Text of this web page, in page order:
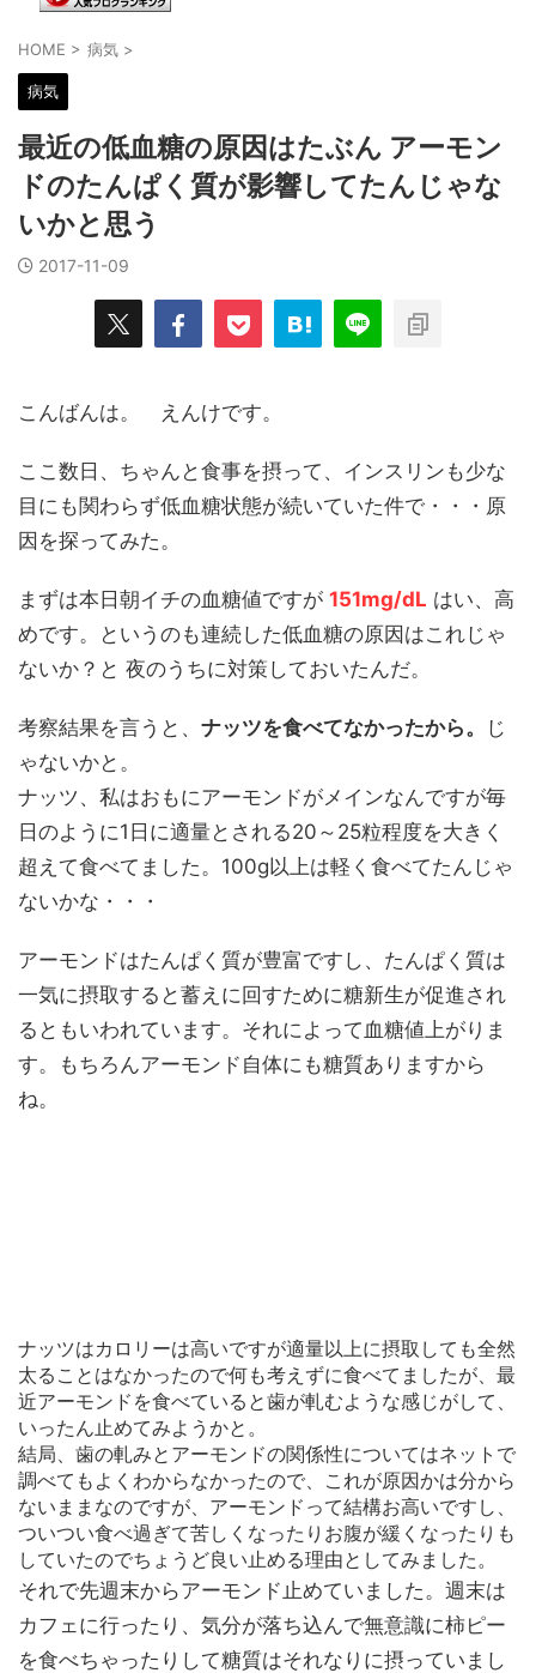
HOME > 病気 >
病気
最近の低血糖の原因はたぶん アーモン
ドのたんぱく質が影響してたんじゃな
いかと思う
2017-11-09
こんばんは。 えんけです。
ここ数日、ちゃんと食事を摂って、インスリンも少な
目にも関わらず低血糖状態が続いていた件で・・・原
因を探ってみた。
まずは本日朝イチの血糖値ですが 151mg/dL はい、高
めです。というのも連続した低血糖の原因はこれじゃ
ないか？と 夜のうちに対策しておいたんだ。
考察結果を言うと、 ナッツを食べてなかったから。
じ
ゃないかと。
ナッツ、私はおもにアーモンドがメインなんですが毎
日のように1日に適量とされる20～25粒程度を大きく
超えて食べてました。100g以上は軽く食べてたんじゃ
ないかな・・・
アーモンドはたんぱく質が豊富ですし、たんぱく質は
一気に摂取すると蓄えに回すために糖新生が促進され
るともいわれています。それによって血糖値上がりま
す。もちろんアーモンド自体にも糖質ありますから
ね。
ナッツはカロリーは高いですが適量以上に摂取しても全然
太ることはなかったので何も考えずに食べてましたが、最
近アーモンドを食べていると歯が軋むような感じがして、
いったん止めてみようかと。
結局、歯の軋みとアーモンドの関係性についてはネットで
調べてもよくわからなかったので、これが原因かは分から
ないままなのですが、アーモンドって結構お高いですし、
ついつい食べ過ぎて苦しくなったりお腹が緩くなったりも
していたのでちょうど良い止める理由としてみました。
それで先週末からアーモンド止めていました。週末は
カフェに行ったり、気分が落ち込んで無意識に柿ピー
を食べちゃったりして糖質はそれなりに摂っていまし